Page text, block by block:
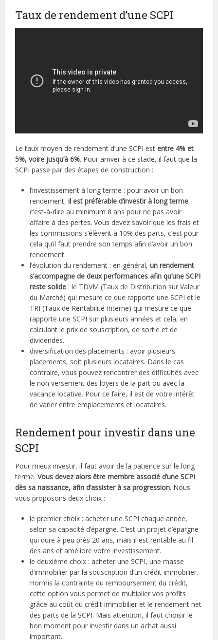
Taux de rendement d’une SCPI
Le taux moyen de rendement d’une SCPI estentre 4% et
5%, voire jusqu’à 6%. Pour arriver à ce stade, il faut que la
SCPI passe par des étapes de construction :
l’investissement à long terme : pour avoir un bon
rendement,il est préférable d’investir à long terme,
c’est-à-dire au minimum 8 ans pour ne pas avoir
affaire à des pertes. Vous devez savoir que les frais et
les commissions s’élèvent à 10% des parts, c’est pour
cela qu’il faut prendre son temps afin d’avoir un bon
rendement.
l’évolution du rendement : en général,un rendement
s’accompagne de deux performances afin qu’une SCPI
reste solide : le TDVM (Taux de Distribution sur Valeur
du Marché) qui mesure ce que rapporte une SCPI et le
TRI (Taux de Rentabilité Interne) qui mesure ce que
rapporte une SCPI sur plusieurs années et cela, en
calculant le prix de souscription, de sortie et de
dividendes.
diversification des placements : avoir plusieurs
placements, soit plusieurs locataires. Dans le cas
contraire, vous pouvez rencontrer des difficultés avec
le non versement des loyers de la part ou avec la
vacance locative. Pour ce faire, il est de votre intérêt
de varier entre emplacements et locataires.
Rendement pour investir dans une
SCPI
Pour mieux investir, il faut avoir de la patience sur le long
terme.Vous devez alors être membre associé d’une SCPI
dès sa naissance, afin d’assister à sa progression. Nous
vous proposons deux choix :
le premier choix : acheter une SCPI chaque année,
selon sa capacité d’épargne. C’est un projet d’épargne
qui dure à peu près 20 ans, mais il est rentable au fil
des ans et améliore votre investissement.
le deuxième choix : acheter une SCPI, une masse
d’immobilier par la souscription d’un crédit immobilier.
Hormis la contrainte du remboursement du crédit,
cette option vous permet de multiplier vos profits
grâce au coût du crédit immobilier et le rendement net
des parts de la SCPI. Mais attention, il faut choisir le
bon moment pour investir dans un achat aussi
important.